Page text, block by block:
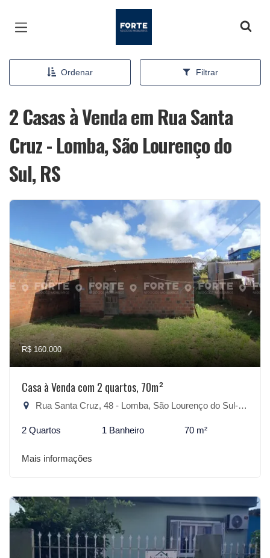
Ordenar Filtrar
2 Casas à Venda em Rua Santa
Cruz - Lomba, São Lourenço do
Sul, RS
R$ 160.000
Casa à Venda com 2 quartos, 70m²
Rua Santa Cruz, 48 - Lomba, São Lourenço do Sul-RS
2 Quartos 1 Banheiro 70 m²
Mais informações